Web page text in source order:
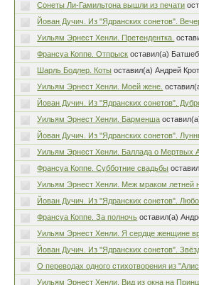
Сонеты Ли-Гамильтона вышли из печати
Йован Дучич. Из "Ядранских сонетов".
Уильям Эрнест Хенли. Претендентка.
Франсуа Коппе. Отпрыск оставил(а)
Шарль Бодлер. Коты оставил(а) Андрей
Уильям Эрнест Хенли. Моей жене.
Йован Дучич. Из "Ядранских сонетов".
Уильям Эрнест Хенли. Барменша
Йован Дучич. Из "Ядранских сонетов".
Уильям Эрнест Хенли. Баллада о Мертвых
Франсуа Коппе. Субботние свадьбы
Уильям Эрнест Хенли. Меж мраком летней
Йован Дучич. Из "Ядранских сонетов".
Франсуа Коппе. За полночь оставил(а)
Уильям Эрнест Хенли. Я сердце женщине
Йован Дучич. Из "Ядранских сонетов".
О переводах одного стихотворения из
Уильям Эрнест Хенли. Вид из окна на